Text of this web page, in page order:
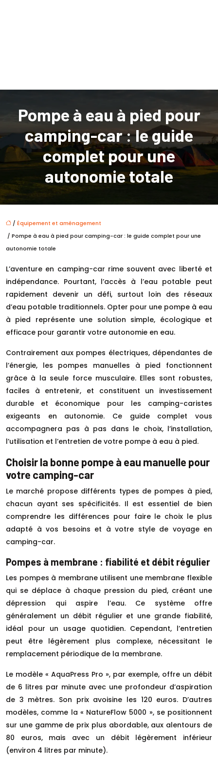
Pompe à eau à pied pour
camping-car : le guide
complet pour une
autonomie totale
/ Équipement et aménagement
/ Pompe à eau à pied pour camping-car : le guide complet pour une
autonomie totale
L’aventure en camping-car rime souvent avec liberté et
indépendance. Pourtant, l’accès à l’eau potable peut
rapidement devenir un défi, surtout loin des réseaux
d’eau potable traditionnels. Opter pour une pompe à eau
à pied représente une solution simple, écologique et
efficace pour garantir votre autonomie en eau.
Contrairement aux pompes électriques, dépendantes de
l’énergie, les pompes manuelles à pied fonctionnent
grâce à la seule force musculaire. Elles sont robustes,
faciles à entretenir, et constituent un investissement
durable et économique pour les camping-caristes
exigeants en autonomie. Ce guide complet vous
accompagnera pas à pas dans le choix, l’installation,
l’utilisation et l’entretien de votre pompe à eau à pied.
Choisir la bonne pompe à eau manuelle pour
votre camping-car
Le marché propose différents types de pompes à pied,
chacun ayant ses spécificités. Il est essentiel de bien
comprendre les différences pour faire le choix le plus
adapté à vos besoins et à votre style de voyage en
camping-car.
Pompes à membrane : fiabilité et débit régulier
Les pompes à membrane utilisent une membrane flexible
qui se déplace à chaque pression du pied, créant une
dépression qui aspire l’eau. Ce système offre
généralement un débit régulier et une grande fiabilité,
idéal pour un usage quotidien. Cependant, l’entretien
peut être légèrement plus complexe, nécessitant le
remplacement périodique de la membrane.
Le modèle « AquaPress Pro », par exemple, offre un débit
de 6 litres par minute avec une profondeur d’aspiration
de 3 mètres. Son prix avoisine les 120 euros. D’autres
modèles, comme la « NatureFlow 5000 », se positionnent
sur une gamme de prix plus abordable, aux alentours de
80 euros, mais avec un débit légèrement inférieur
(environ 4 litres par minute).